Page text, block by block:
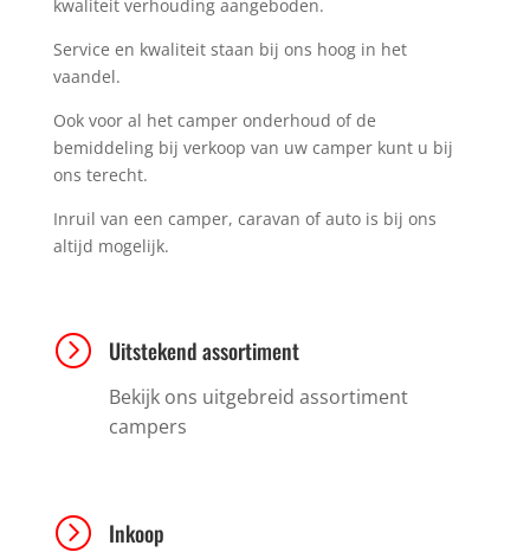
kwaliteit verhouding aangeboden.
Service en kwaliteit staan bij ons hoog in het
vaandel.
Ook voor al het camper onderhoud of de
bemiddeling bij verkoop van uw camper kunt u bij
ons terecht.
Inruil van een camper, caravan of auto is bij ons
altijd mogelijk.
= Uitstekend assortiment
Bekijk ons uitgebreid assortiment
campers
= Inkoop